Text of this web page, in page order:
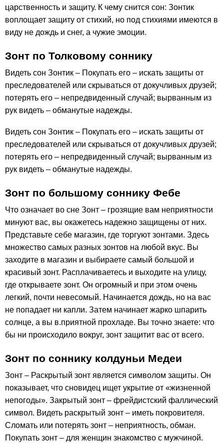
царственность и защиту. К чему снится сон: Зонтик
воплощает защиту от стихий, но под стихиями имеются в
виду не дождь и снег, а чужие эмоции.
Зонт по Толковому соннику
Видеть сон Зонтик – Покупать его – искать защиты от
преследователей или скрываться от докучливых друзей;
потерять его – непредвиденный случай; вырванным из
рук видеть – обманутые надежды.
Видеть сон Зонтик – Покупать его – искать защиты от
преследователей или скрываться от докучливых друзей;
потерять его – непредвиденный случай; вырванным из
рук видеть – обманутые надежды.
Зонт по большому соннику Фебе
Что означает во сне Зонт – грозящие вам неприятности
минуют вас, вы окажетесь надежно защищены от них.
Представьте себе магазин, где торгуют зонтами. Здесь
множество самых разных зонтов на любой вкус. Вы
заходите в магазин и выбираете самый большой и
красивый зонт. Расплачиваетесь и выходите на улицу,
где открываете зонт. Он огромный и при этом очень
легкий, почти невесомый. Начинается дождь, но на вас
не попадает ни капли. Затем начинает жарко шпарить
солнце, а вы в.приятной прохладе. Вы точно знаете: что
бы ни происходило вокруг, зонт защитит вас от всего.
Зонт по соннику колдуньи Медеи
Зонт – Раскрытый зонт является символом защиты. Он
показывает, что сновидец ищет укрытие от «жизненной
непогоды». Закрытый зонт – фрейдистский фаллический
символ. Видеть раскрытый зонт – иметь покровителя.
Сломать или потерять зонт – неприятность, обман.
Покупать зонт – для женщин знакомство с мужчиной.